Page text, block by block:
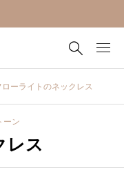
ローライトのネックレス
ーン
レス